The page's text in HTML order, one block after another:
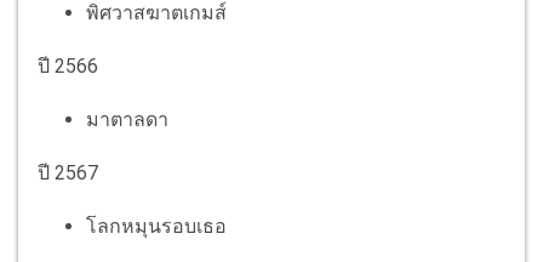
พิศวาสฆาตเกมส์
ปี 2566
มาตาลดา
ปี 2567
โลกหมุนรอบเธอ